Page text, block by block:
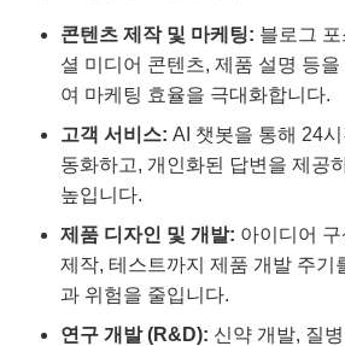
콘텐츠 제작 및 마케팅: 블로그
셜 미디어 콘텐츠, 제품 설명 등
여 마케팅 효율을 극대화합니다.
고객 서비스: AI 챗봇을 통해 24
동화하고, 개인화된 답변을 제공
높입니다.
제품 디자인 및 개발: 아이디어
제작, 테스트까지 제품 개발 주기
과 위험을 줄입니다.
연구 개발 (R&D): 신약 개발, 질